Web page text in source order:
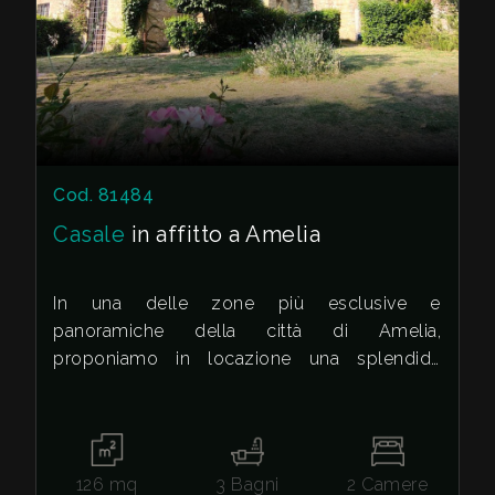
Cod. 81484
Casale in affitto a Amelia
In una delle zone più esclusive e
panoramiche della città di Amelia,
proponiamo in locazione una splendida
vista mozzafiato. Situata in una posizione
strategica che unisce la massima tranquillità
126 mq 3 Bagni 2 Camere
VALE
LA
TUA
CASA?
SEGNALATORE
LAVORA
Provincia
Comune
Tipologia
multiscelta
Residenziali